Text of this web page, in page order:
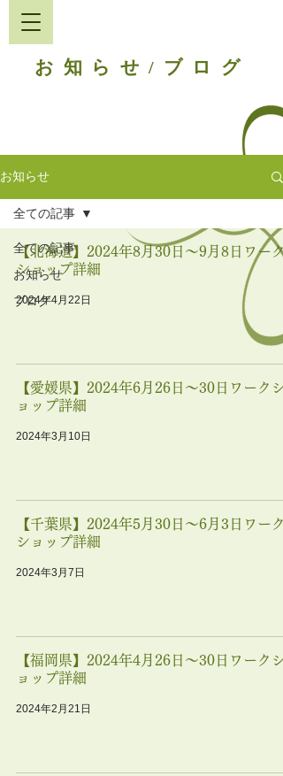
お知らせ / ブログ
お知らせ
全ての記事
お知らせ
ブログ
全ての記事
【北海道】2024年8月30日〜9月8日ワーク
ショップ詳細
2024年4月22日
【愛媛県】2024年6月26日〜30日ワークシ
ョップ詳細
2024年3月10日
【千葉県】2024年5月30日〜6月3日ワーク
ショップ詳細
2024年3月7日
【福岡県】2024年4月26日〜30日ワークシ
ョップ詳細
2024年2月21日